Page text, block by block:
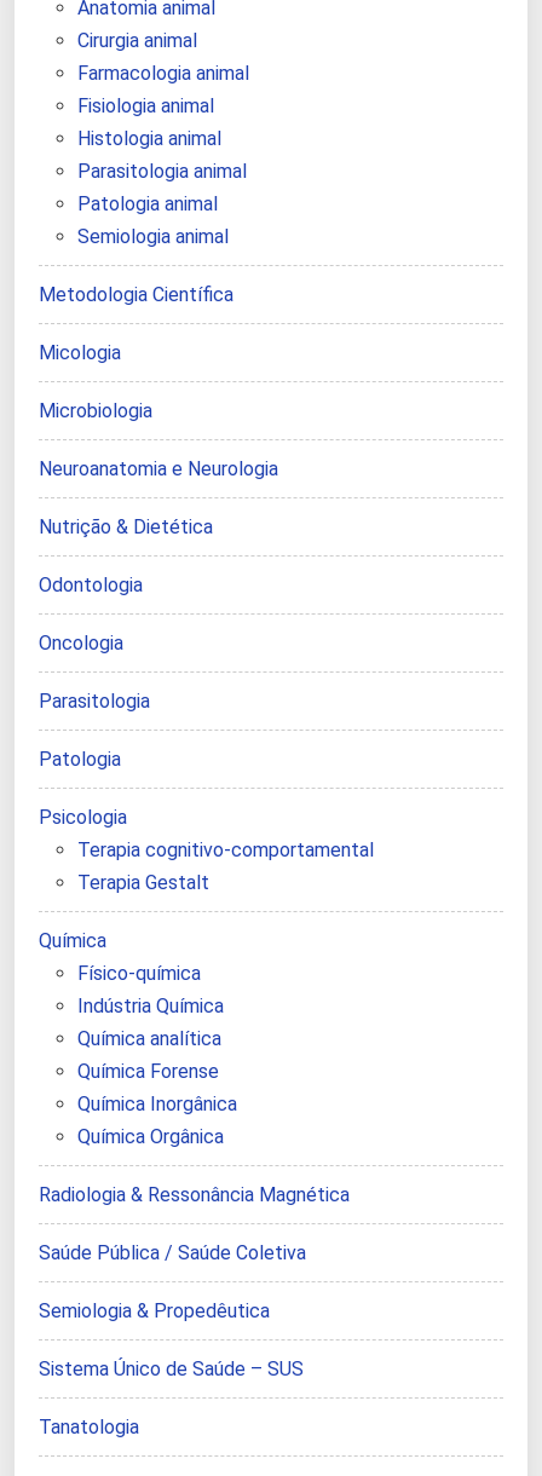
Anatomia animal
Cirurgia animal
Farmacologia animal
Fisiologia animal
Histologia animal
Parasitologia animal
Patologia animal
Semiologia animal
Metodologia Científica
Micologia
Microbiologia
Neuroanatomia e Neurologia
Nutrição & Dietética
Odontologia
Oncologia
Parasitologia
Patologia
Psicologia
Terapia cognitivo-comportamental
Terapia Gestalt
Química
Físico-química
Indústria Química
Química analítica
Química Forense
Química Inorgânica
Química Orgânica
Radiologia & Ressonância Magnética
Saúde Pública / Saúde Coletiva
Semiologia & Propedêutica
Sistema Único de Saúde – SUS
Tanatologia